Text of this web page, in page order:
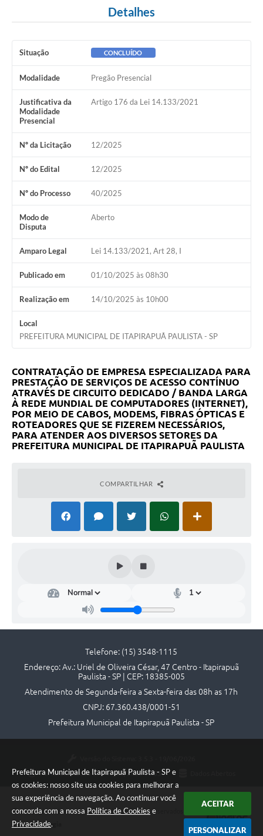
Prefeitura Municipal de Itapirapuã Paulista - SP e
os cookies: nosso site usa cookies para melhorar a
sua experiência de navegação. Ao continuar você
concorda com a nossa Política de Cookies e
Privacidade.
ACEITAR
PERSONALIZAR
Editais
A Prefeitura
Telefones Úteis
Transparência
Jornal
Agenda
SIC
Diário Oficial
Notícias
Detalhes
Situação CONCLUÍDO
Modalidade Pregão Presencial
Justificativa da
Modalidade
Presencial
Artigo 176 da Lei 14.133/2021
Nº da Licitação 12/2025
Nº do Edital 12/2025
Nº do Processo 40/2025
Modo de
Disputa
Aberto
Amparo Legal Lei 14.133/2021, Art 28, I
Publicado em 01/10/2025 às 08h30
Realização em 14/10/2025 às 10h00
Local
PREFEITURA MUNICIPAL DE ITAPIRAPUÃ PAULISTA - SP
CONTRATAÇÃO DE EMPRESA ESPECIALIZADA PARA
PRESTAÇÃO DE SERVIÇOS DE ACESSO CONTÍNUO
ATRAVÉS DE CIRCUITO DEDICADO / BANDA LARGA
À REDE MUNDIAL DE COMPUTADORES (INTERNET),
POR MEIO DE CABOS, MODEMS, FIBRAS ÓPTICAS E
ROTEADORES QUE SE FIZEREM NECESSÁRIOS,
PARA ATENDER AOS DIVERSOS SETORES DA
PREFEITURA MUNICIPAL DE ITAPIRAPUÃ PAULISTA
COMPARTILHAR
Telefone: (15) 3548-1115
Endereço: Av.: Uriel de Oliveira César, 47 Centro - Itapirapuã
Paulista - SP | CEP: 18385-005
Atendimento de Segunda-feira a Sexta-feira das 08h as 17h
CNPJ: 67.360.438/0001-51
Prefeitura Municipal de Itapirapuã Paulista - SP
Portal atualizado em:10/08/2026 16:53
Copyright Instar - 2006-2026. Todos os direitos reservados -
Instar Tecnologia